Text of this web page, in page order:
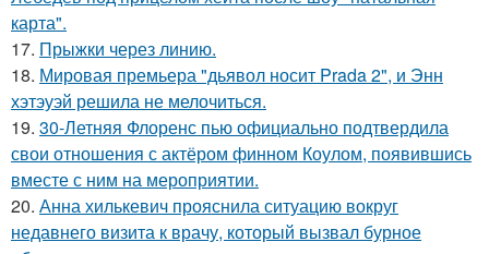
карта".
17. Прыжки через линию.
18. Мировая премьера "дьявол носит Prada 2", и Энн
хэтэуэй решила не мелочиться.
19. 30-Летняя Флоренс пью официально подтвердила
свои отношения с актёром финном Коулом, появившись
вместе с ним на мероприятии.
20. Анна хилькевич прояснила ситуацию вокруг
недавнего визита к врачу, который вызвал бурное